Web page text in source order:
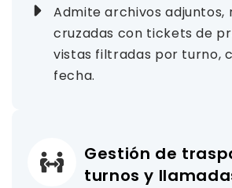
Admite archivos adjuntos,
cruzadas con tickets de
vistas filtradas por turno,
fecha.
Gestión de
turnos y